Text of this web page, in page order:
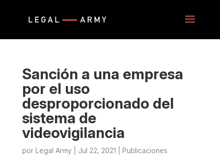
Sanción a una empresa
por el uso
desproporcionado del
sistema de
videovigilancia
por Legal Army Jul 22, 2021 Publicaciones